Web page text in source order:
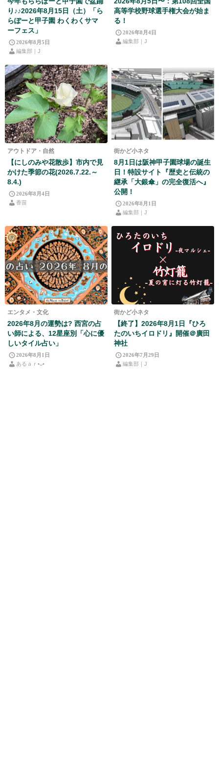
り♪♪2026年8月15日（土）「ら
らぽーと甲子園 わくわくサマ
ーフェス」
2026年8月5日
編集部｜J
高等学校野球選手権大会が始ま
る！
2026年8月4日
編集部｜J
アウトドア・自然
【にしのみや花散歩】市内で見
かけた季節の花(2026.7.22.～
8.4.)
2026年8月4日
香苗
街かど小ネタ
8月1日は阪神甲子園球場の誕生
日！特設サイト『歴史と伝統の
継承「大銀傘」の完全復活へ』
公開！
2026年8月1日
編集部｜J
エンタメ・文化
2026年8月の運勢は? 西宮の占
い師による、12星座別「心に優
しいタイル占い」
2026年8月1日
あるａｒ•⁠ᴗ⁠•⁠
街かど小ネタ
【終了】2026年8月1日『ひろ
たのいちイロドリ』開催＠廣田
神社
2026年7月29日
編集部｜J